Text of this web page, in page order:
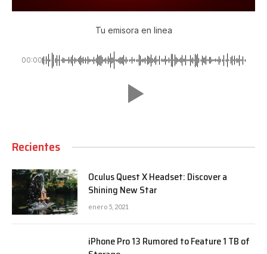
Tu emisora en linea
00:00
Recientes
Oculus Quest X Headset: Discover a
Shining New Star
enero 5, 2021
iPhone Pro 13 Rumored to Feature 1 TB of